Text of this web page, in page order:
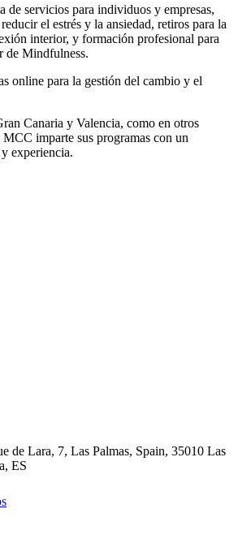
de servicios para individuos y empresas,
el estrés y la ansiedad, retiros para la
interior, y formación profesional para
de Mindfulness.
online para la gestión del cambio y el
Canaria y Valencia, como en otros
imparte sus programas con un
experiencia.
de Lara, 7, Las Palmas, Spain, 35010 Las
ES